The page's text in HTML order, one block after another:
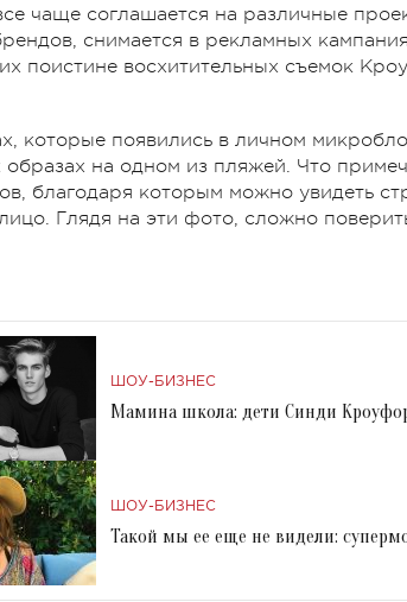
чаще соглашается на различные
снимается в рекламных
поистине восхитительных съемок
которые появились в личном
образах на одном из пляжей. Что
благодаря которым можно увидеть
Глядя на эти фото, сложно
ШОУ-БИЗНЕС
Мамина школа: дети Синди
ШОУ-БИЗНЕС
Такой мы ее еще не видели: